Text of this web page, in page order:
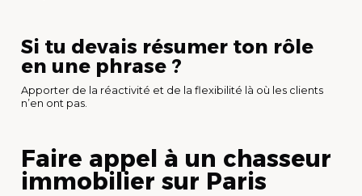
Si tu devais résumer ton rôle
en une phrase ?
Apporter de la réactivité et de la flexibilité là où les clients
n’en ont pas.
Faire appel à un chasseur
immobilier sur Paris